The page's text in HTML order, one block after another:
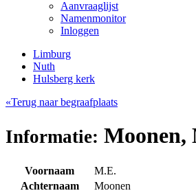
Aanvraaglijst
Namenmonitor
Inloggen
Limburg
Nuth
Hulsberg kerk
«Terug naar begraafplaats
Informatie: Moonen,
Voornaam
M.E.
Achternaam
Moonen